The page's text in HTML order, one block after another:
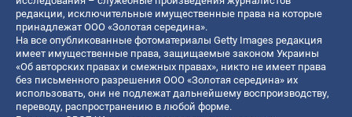
редакции, исключительные имущественные права на которые
принадлежат ООО «Золотая середина».
На все опубликованные фотоматериалы Getty Images редакция
имеет имущественные права, защищаемые законом Украины
«Об авторских правах и смежных правах», никто не имеет права
без письменного разрешения ООО «Золотая середина» их
использовать, они не подлежат дальнейшему воспроизводству,
переводу, распространению в любой форме.